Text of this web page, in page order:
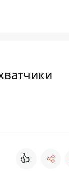
👍